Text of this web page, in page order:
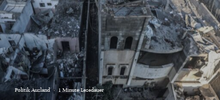
Politik Ausland · 1 Minute Lesedauer